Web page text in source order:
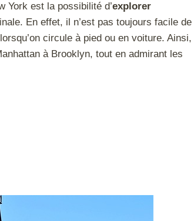
York est la possibilité d’explorer
En effet, il n’est pas toujours facile de
circule à pied ou en voiture. Ainsi,
à Brooklyn, tout en admirant les